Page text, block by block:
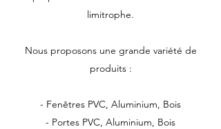
limitrophe.
Nous proposons une grande variété de
produits :
- Fenêtres PVC, Aluminium, Bois
- Portes PVC, Aluminium, Bois